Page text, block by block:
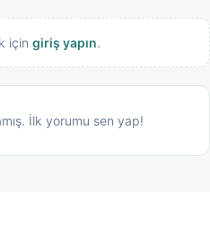
için giriş yapın.
İlk yorumu sen yap!